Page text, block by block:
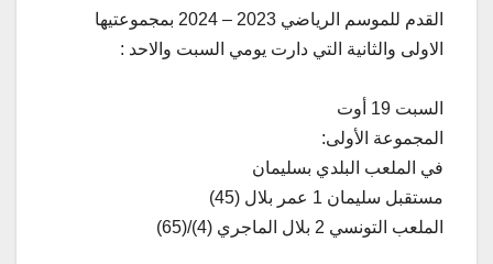
القدم للموسم الرياضي 2023 – 2024 بمجموعتيها
الاولى والثانية التي دارت يومي السبت والاحد :
السبت 19 أوت
المجموعة الأولى:
في الملعب البلدي بسليمان
مستقبل سليمان 1 عمر بلال (45)
الملعب التونسي 2 بلال الماجري (4)/(65)